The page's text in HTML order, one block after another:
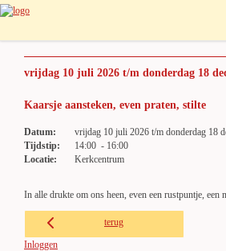
vrijdag 10 juli 2026 t/m donderdag 18
Kaarsje aansteken, even praten, stilte
Datum:
vrijdag 10 juli 2026 t/m donderdag 18
Tijdstip:
14:00 - 16:00
Locatie:
Kerkcentrum
In alle drukte om ons heen, even een rustpuntje, een
terug
Inloggen